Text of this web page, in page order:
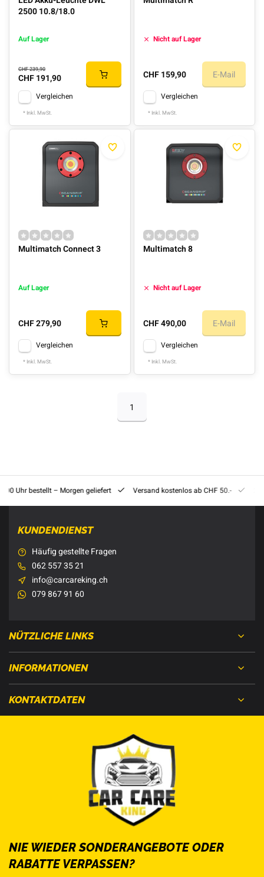
2500 10.8/18.0
Auf Lager
CHF 239,90
CHF 191,90
Vergleichen
* Inkl. MwSt.
Nicht auf Lager
CHF 159,90 E-Mail
Vergleichen
* Inkl. MwSt.
Multimatch Connect 3
Auf Lager
CHF 279,90
Vergleichen
* Inkl. MwSt.
Multimatch 8
Nicht auf Lager
CHF 490,00 E-Mail
Vergleichen
* Inkl. MwSt.
1
Uhr bestellt – Morgen geliefert Versand kostenlos ab CHF 50.-
KUNDENDIENST
Häufig gestellte Fragen
062 557 35 21
info@carcareking.ch
079 867 91 60
NÜTZLICHE LINKS
INFORMATIONEN
KONTAKTDATEN
NIE WIEDER SONDERANGEBOTE ODER
RABATTE VERPASSEN?